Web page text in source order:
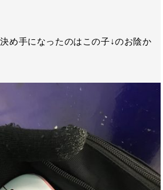
め手になったのはこの子↓のお陰か